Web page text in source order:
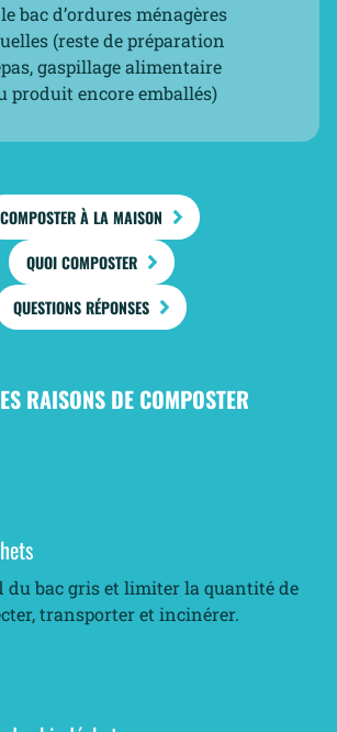
bac d’ordures ménagères
(reste de préparation
gaspillage alimentaire
produit encore emballés)
COMPOSTER À LA MAISON
QUOI COMPOSTER
QUESTIONS RÉPONSES
RAISONS DE COMPOSTER
du bac gris et limiter la quantité de
transporter et incinérer.